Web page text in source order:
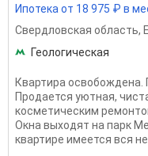
Ипотека от 18 975 ₽ в
Свердловская область,
Геологическая
Квартира освобождена.
Продается уютная,
косметическим
Окна выходят на парк
квартире имеется вся